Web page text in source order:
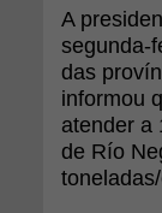
A
segunda-
das
informou
atender a
de Río